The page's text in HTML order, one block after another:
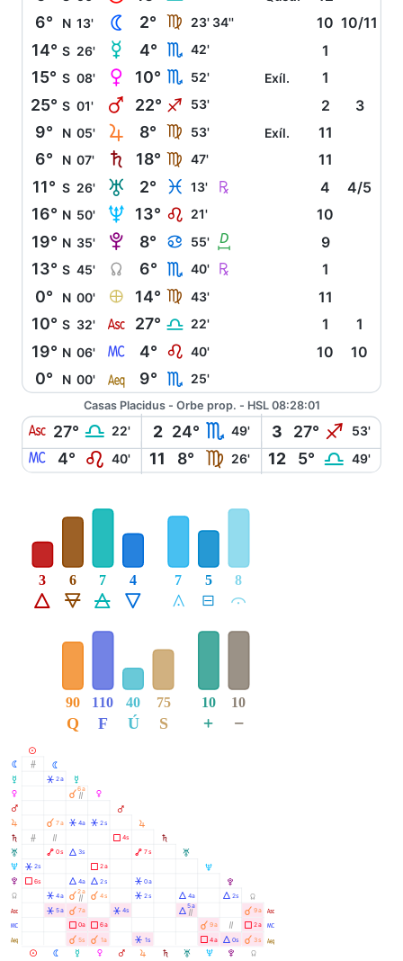
6° N 13' N 2° F 23' 34'' 10 10/11
14° S 26' O 4° H 42' 1
15° S 08' P 10° H 52' Exíl. 1
25° S 01' Q 22° I 53' 2 3
9° N 05' R 8° F 53' Exíl. 11
6° N 07' S 18° F 47' 11
11° S 26' T 2° L 13' Ç 4 4/5
16° N 50' U 13° E 21' 10
19° N 35' V 8° D 55' b 9
13° S 45' Y 6° H 40' Ç 1
0° N 00' È 14° F 43' 11
10° S 32' W 27° G 22' 1 1
19° N 06' X 4° E 40' 10 10
0° N 00' l 9° H 25'
Casas Placidus - Orbe prop. - HSL 08:28:01
W 27° G 22' 2 24° H 49' 3 27° I 53'
X 4° E 40' 11 8° F 26' 12 5° G 49'
Á
3
Ë
6
Ô
7
Ê
4
Å
7
É
5
Ă
8
Q
90
F
110
Ú
40
S
75
+
10
−
10
M
M
N
N
N
O
O
O
P
P
P
Q
Q
Q
R
R
R
S
S
S
T
T
T
U
U
U
V
V
V
Y
Y
Y
W
W
X
X
l
l
Ó
Ó
Â 2s
Ã 6s
Â 2a
À 7a
Ò
Ä 0s
Â 4a
Â 5a
À Ò
6a
Â 4a
Á 3s
Á 4a
À Ò
2a
À 5s
À 7a
Ã 0a
Â 2s
Ã 2a
Á 2s
À 4s
À 1a
Ã 6a
Ã 4s
Â 4s
Ä 7s
Â 0a
Â 2s
Â 1s
Á 4a
Á Ò
5a
4a
À 9a
Á 2s
Á 0s
Ò
À 3s
À 9a
Ã 2a